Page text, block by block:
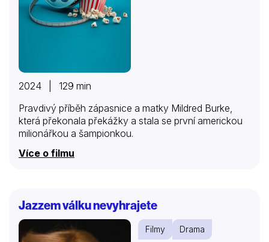
2024 | 129 min
Pravdivý příběh zápasnice a matky Mildred Burke,
která překonala překážky a stala se první americkou
milionářkou a šampionkou.
Více o filmu
Jazzem válku nevyhrajete
Filmy Drama